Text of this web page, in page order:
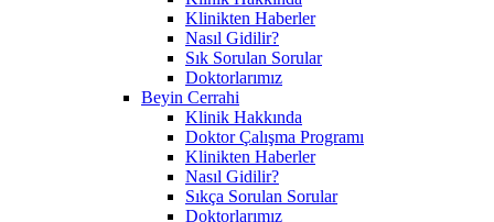
Klinikten Haberler
Nasıl Gidilir?
Sık Sorulan Sorular
Doktorlarımız
Beyin Cerrahi
Klinik Hakkında
Doktor Çalışma Programı
Klinikten Haberler
Nasıl Gidilir?
Sıkça Sorulan Sorular
Doktorlarımız